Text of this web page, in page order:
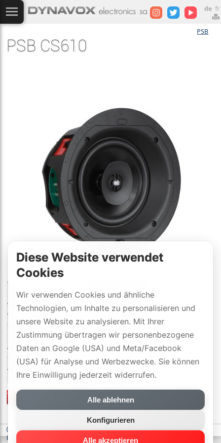
de fr
PSB
PSB CS610
Typ:
Frequenzgang:
50 - 20000 Hz
Wege/Systeme:
2 / 2
Wirkungsgrad:
86 dB
Impedanz:
6 Ω
Dim. (H×B×T):
24×24×11.4 cm
Aussparung (H×B×T):
21.2×21.2×11.4 cm
Gewicht:
2 kg
Ausführungen:
Links:
Details
offizielle Händler
mit 3 Jahre DYNAVOX-SWISS-GARANTIE
(c) DYNAVOX electronics AG-Datenschutzerklärung-Cookie-
Einstellungen
Diese Website verwendet
Cookies
Wir verwenden Cookies und ähnliche
Technologien, um Inhalte zu personalisieren und
unsere Website zu analysieren. Mit Ihrer
Zustimmung übertragen wir personenbezogene
Daten an Google (USA) und Meta/Facebook
(USA) für Analyse und Werbezwecke. Sie können
Ihre Einwilligung jederzeit widerrufen.
Alle ablehnen
Konfigurieren
Alle akzeptieren